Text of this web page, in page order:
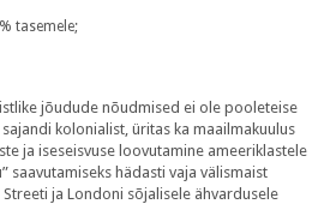
tasemele;
jõudude nõudmised ei ole pooleteise
kolonialist, üritas ka maailmakuulus
ja iseseisvuse loovutamine ameeriklastele
saavutamiseks hädasti vaja välismaist
ja Londoni sõjalisele ähvardusele